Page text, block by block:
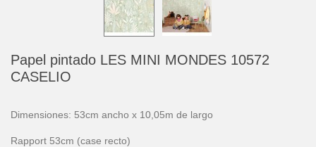
Papel pintado LES MINI MONDES 10572
CASELIO
Dimensiones: 53cm ancho x 10,05m de largo
Rapport 53cm (case recto)